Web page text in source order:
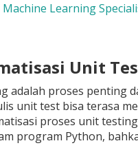
Machine Learning
Unit
adalah proses penting
unit test bisa terasa
proses unit
program Python,